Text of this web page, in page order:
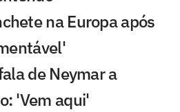
na Europa após
de Neymar a
'Vem aqui'